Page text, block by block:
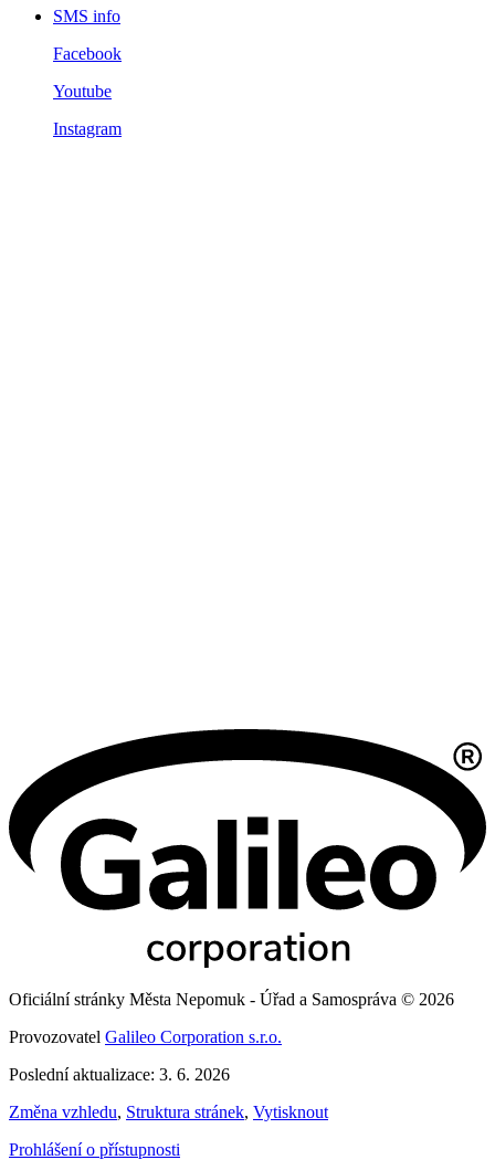
SMS info
Facebook
Youtube
Instagram
Oficiální stránky Města Nepomuk - Úřad a Samospráva © 2026
Provozovatel Galileo Corporation s.r.o.
Poslední aktualizace: 3. 6. 2026
Změna vzhledu, Struktura stránek, Vytisknout
Prohlášení o přístupnosti